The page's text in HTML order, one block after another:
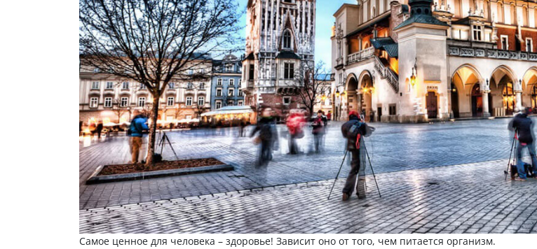
Самое ценное для человека – здоровье! Зависит оно от того, чем питается организм.